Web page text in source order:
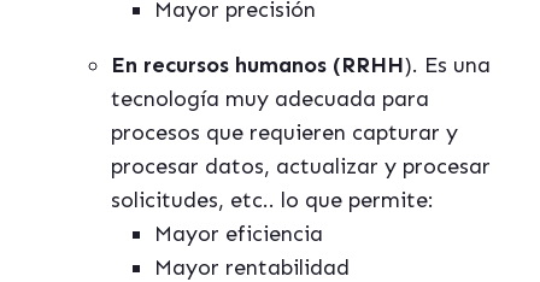
Mayor precisión
En recursos humanos (RRHH). Es una
tecnología muy adecuada para
procesos que requieren capturar y
procesar datos, actualizar y procesar
solicitudes, etc.. lo que permite:
Mayor eficiencia
Mayor rentabilidad